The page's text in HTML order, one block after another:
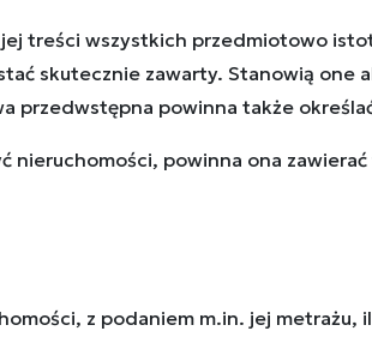
treści wszystkich przedmiotowo
skutecznie zawarty. Stanowią one
przedwstępna powinna także
powinna ona
z podaniem m.in. jej metrażu,